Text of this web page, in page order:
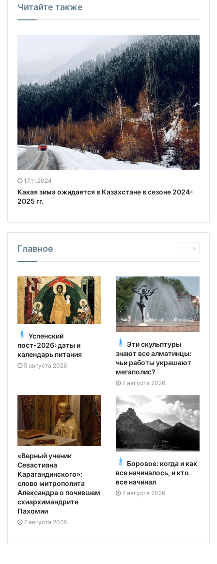
Читайте также
17.11.2024
Какая зима ожидается в Казахстане в сезоне 2024-
2025 гг.
Главное
Успенский
пост-2026: даты и
календарь питания
5 августа 2026
Эти скульптуры
знают все алматинцы:
чьи работы украшают
мегаполис?
7 августа 2026
«Верный ученик
Севастиана
Карагандинского»:
слово митрополита
Александра о почившем
схиархимандрите
Пахомии
7 августа 2026
Боровое: когда и как
все начиналось, и кто
все начинал
7 августа 2026